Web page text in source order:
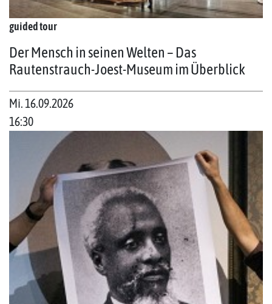
guided tour
Der Mensch in seinen Welten – Das
Rautenstrauch-Joest-Museum im Überblick
Mi. 16.09.2026
16:30